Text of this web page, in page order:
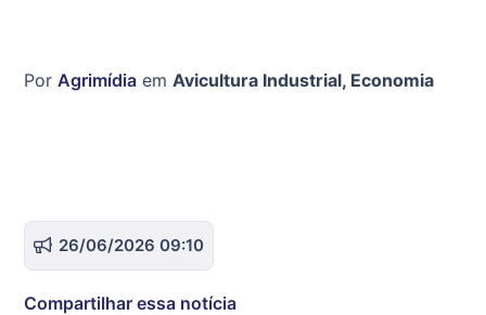
Por Agrimídia em Avicultura Industrial, Economia
26/06/2026 09:10
Compartilhar essa notícia